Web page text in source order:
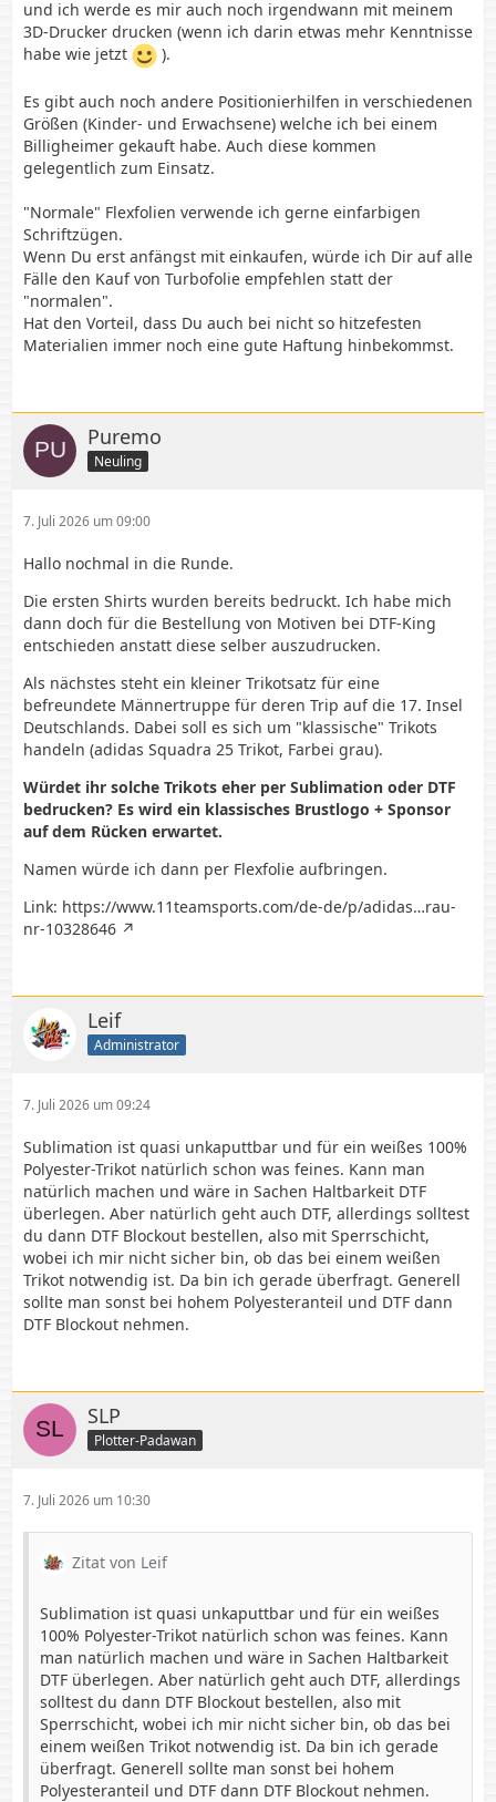
Ich hab mir die Skala 2 x ( 1 x normal - 1 x
spiegelverkehrt) mit meinem Oschi auf DDT
Übertragungsfolie Zeichnen lassen (weil ich keine
andere stabile und durchsichtige Folie hier hatte).
Als Stift habe ich…
und ich werde es mir auch noch irgendwann mit meinem
3D-Drucker drucken (wenn ich darin etwas mehr Kenntnisse
habe wie jetzt
).
Es gibt auch noch andere Positionierhilfen in verschiedenen
Größen (Kinder- und Erwachsene) welche ich bei einem
Billigheimer gekauft habe. Auch diese kommen
gelegentlich zum Einsatz.
"Normale" Flexfolien verwende ich gerne einfarbigen
Schriftzügen.
Wenn Du erst anfängst mit einkaufen, würde ich Dir auf alle
Fälle den Kauf von Turbofolie empfehlen statt der
"normalen".
Hat den Vorteil, dass Du auch bei nicht so hitzefesten
Materialien immer noch eine gute Haftung hinbekommst.
Puremo
Neuling
7. Juli 2026 um 09:00
Hallo nochmal in die Runde.
Die ersten Shirts wurden bereits bedruckt. Ich habe mich
dann doch für die Bestellung von Motiven bei DTF-King
entschieden anstatt diese selber auszudrucken.
Als nächstes steht ein kleiner Trikotsatz für eine
befreundete Männertruppe für deren Trip auf die 17. Insel
Deutschlands. Dabei soll es sich um "klassische" Trikots
handeln (adidas Squadra 25 Trikot, Farbei grau).
Würdet ihr solche Trikots eher per Sublimation oder DTF
bedrucken? Es wird ein klassisches Brustlogo + Sponsor
auf dem Rücken erwartet.
Namen würde ich dann per Flexfolie aufbringen.
Link: https://www.11teamsports.com/de-de/p/adidas…rau-
nr-10328646
Leif
Administrator
7. Juli 2026 um 09:24
Sublimation ist quasi unkaputtbar und für ein weißes 100%
Polyester-Trikot natürlich schon was feines. Kann man
natürlich machen und wäre in Sachen Haltbarkeit DTF
überlegen. Aber natürlich geht auch DTF, allerdings solltest
du dann DTF Blockout bestellen, also mit Sperrschicht,
wobei ich mir nicht sicher bin, ob das bei einem weißen
Trikot notwendig ist. Da bin ich gerade überfragt. Generell
sollte man sonst bei hohem Polyesteranteil und DTF dann
DTF Blockout nehmen.
SLP
Plotter-Padawan
7. Juli 2026 um 10:30
Zitat von Leif
Sublimation ist quasi unkaputtbar und für ein weißes
100% Polyester-Trikot natürlich schon was feines. Kann
man natürlich machen und wäre in Sachen Haltbarkeit
DTF überlegen. Aber natürlich geht auch DTF, allerdings
solltest du dann DTF Blockout bestellen, also mit
Sperrschicht, wobei ich mir nicht sicher bin, ob das bei
einem weißen Trikot notwendig ist. Da bin ich gerade
überfragt. Generell sollte man sonst bei hohem
Polyesteranteil und DTF dann DTF Blockout nehmen.